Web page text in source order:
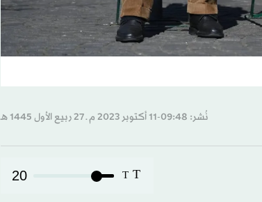
نُشر: 09:48-11 أكتوبر 2023 م ـ 27 ربيع الأول 1445 هـ
T
T
20